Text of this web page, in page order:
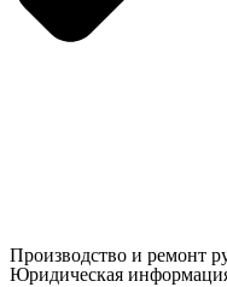
Производство и ремонт
Юридическая